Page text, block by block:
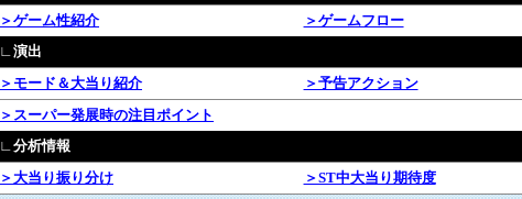
＞ゲーム性紹介
＞ゲームフロー
∟演出
＞モード＆大当り紹介
＞予告アクション
＞スーパー発展時の注目ポイント
∟分析情報
＞大当り振り分け
＞ST中大当り期待度